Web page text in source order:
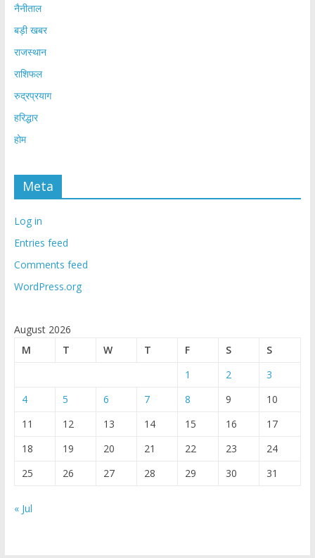
नैनीताल
बड़ी खबर
राजस्थान
राशिफल
रुद्रप्रयाग
हरिद्धार
होम
Meta
Log in
Entries feed
Comments feed
WordPress.org
August 2026
M
T W T F S
S
1
2
3
4
5 6 7 8 9
10
11
12 13 14 15 16
17
18
19 20 21 22 23
24
25
26 27 28 29 30 31
« Jul